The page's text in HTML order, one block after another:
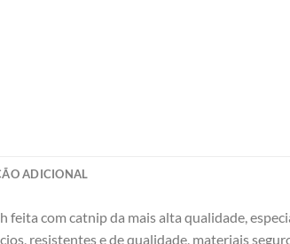
ADICIONAL
feita com catnip da mais alta qualidade,
resistentes e de qualidade, materiais